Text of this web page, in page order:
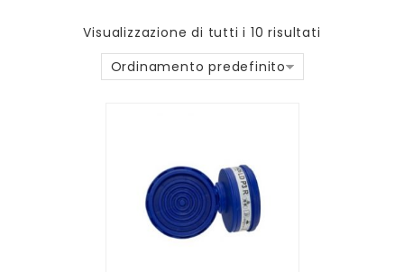
Visualizzazione di tutti i 10 risultati
Ordinamento predefinito